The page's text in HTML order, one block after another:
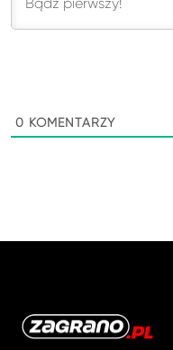
0 KOMENTARZY